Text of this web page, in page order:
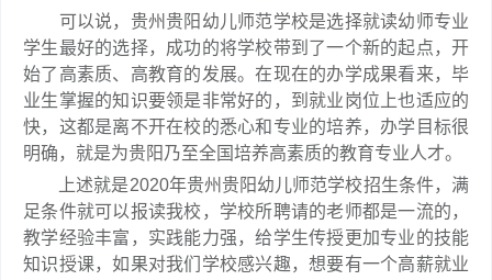
可以说，贵州贵阳幼儿师范学校是选择就读幼师专业
学生最好的选择，成功的将学校带到了一个新的起点，开
始了高素质、高教育的发展。在现在的办学成果看来，毕
业生掌握的知识要领是非常好的，到就业岗位上也适应的
快，这都是离不开在校的悉心和专业的培养，办学目标很
明确，就是为贵阳乃至全国培养高素质的教育专业人才。
上述就是2020年贵州贵阳幼儿师范学校招生条件，满
足条件就可以报读我校，学校所聘请的老师都是一流的，
教学经验丰富，实践能力强，给学生传授更加专业的技能
知识授课，如果对我们学校感兴趣，想要有一个高薪就业